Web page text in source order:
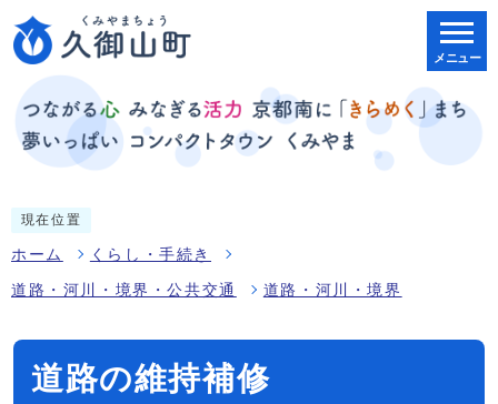
メニュー
現在位置
ホーム くらし・手続き
道路・河川・境界・公共交通 道路・河川・境界
道路の維持補修